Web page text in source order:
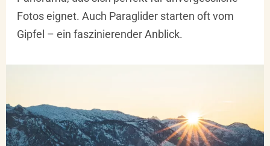
Fotos eignet. Auch Paraglider starten oft vom
Gipfel – ein faszinierender Anblick.